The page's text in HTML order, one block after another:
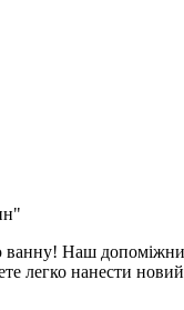
ванну! Наш
легко нанести